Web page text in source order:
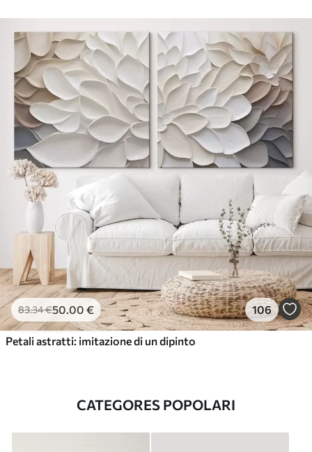
83.34€50.00 € 106
Petali astratti: imitazione di un dipinto
CATEGORES POPOLARI